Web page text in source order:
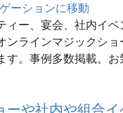
ーションに移動
ィー、宴会、社内イベ
ンラインマジックショ
す。事例多数掲載。お
ーや社内や組合